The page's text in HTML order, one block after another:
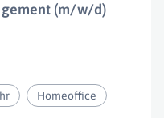
(m/w/d)
Homeoffice